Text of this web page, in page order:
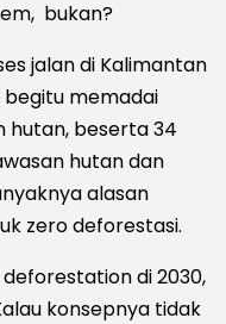
bukan?
jalan di Kalimantan
memadai
hutan, beserta 34
hutan dan
alasan
zero deforestasi.
di 2030,
konsepnya tidak